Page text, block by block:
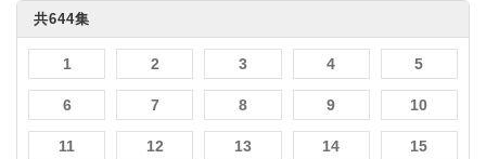
共644集
1 2 3 4 5
6 7 8 9 10
11 12 13 14 15